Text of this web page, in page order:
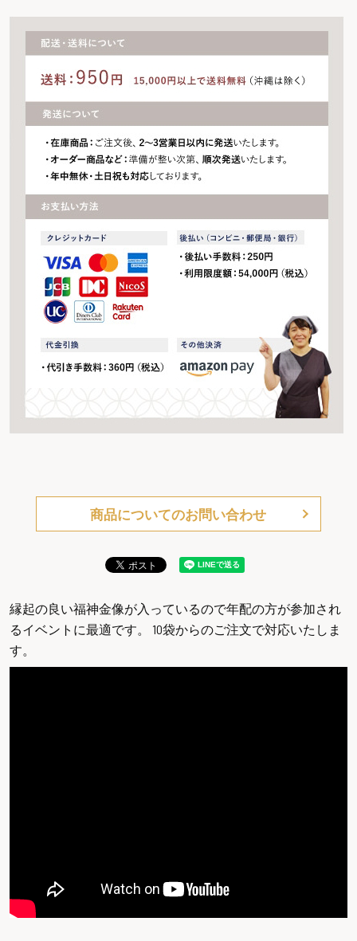
商品についてのお問い合わせ
縁起の良い福神金像が入っているので年配の方が参加され
るイベントに最適です。 10袋からのご注文で対応いたしま
す。